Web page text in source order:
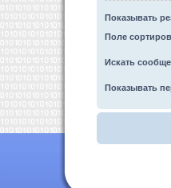
Показывать
Поле
Искать
Показывать